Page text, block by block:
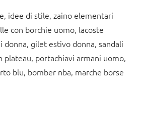
idee di stile, zaino elementari
con borchie uomo, lacoste
donna, gilet estivo donna, sandali
plateau, portachiavi armani uomo,
blu, bomber nba, marche borse